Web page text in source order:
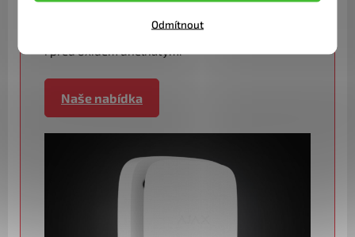
Odmítnout
Plus a hlásiče s označením "CO" Vás navíc ochrání
i před oxidem uhelnatým.
Naše nabídka